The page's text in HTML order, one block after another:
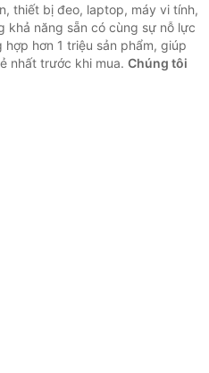
thiết bị đeo, laptop, máy vi tính,
khả năng sẵn có cùng sự nỗ lực
hơn 1 triệu sản phẩm, giúp
nhất trước khi mua. Chúng tôi